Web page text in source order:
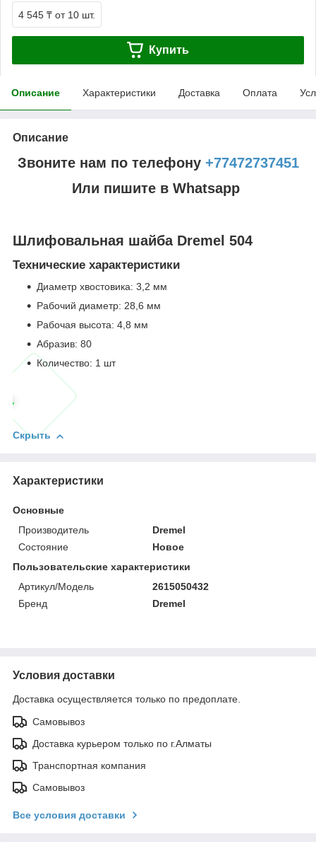
4 545 ₸ от 10 шт.
Купить
Описание Характеристики Доставка Оплата
Описание
Звоните нам по телефону +77472737451
Или пишите в Whatsapp
Шлифовальная шайба Dremel 504
Технические характеристики
Диаметр хвостовика: 3,2 мм
Рабочий диаметр: 28,6 мм
Рабочая высота: 4,8 мм
Абразив: 80
Количество: 1 шт
Скрыть
Характеристики
Основные
Производитель
Dremel
Состояние
Новое
Пользовательские характеристики
Артикул/Модель
2615050432
Бренд
Dremel
Условия доставки
Доставка осуществляется только по предоплате.
Самовывоз
Доставка курьером только по г.Алматы
Транспортная компания
Самовывоз
Все условия доставки